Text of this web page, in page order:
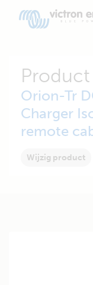
Orion-Tr
Charger
remote
Wijzig product